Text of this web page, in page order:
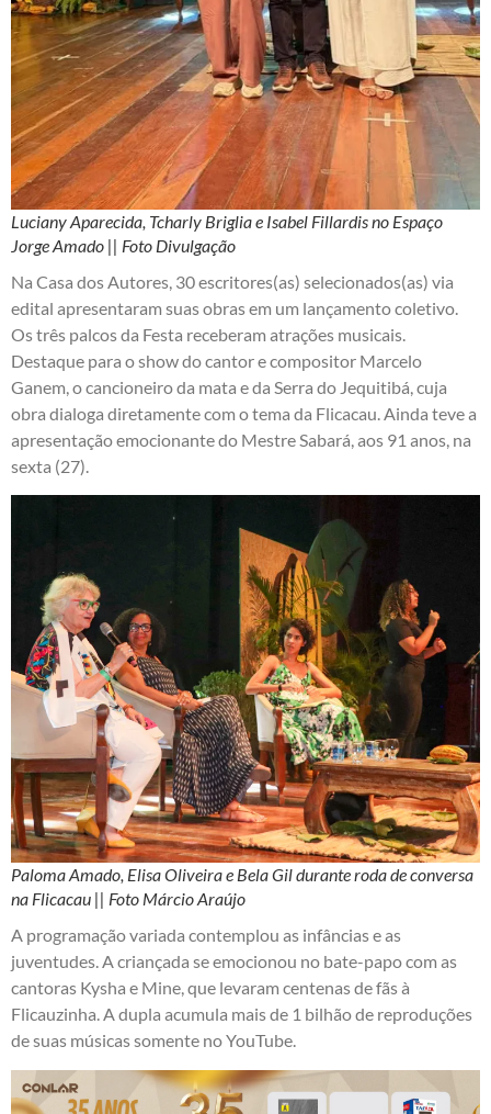
Luciany Aparecida, Tcharly Briglia e Isabel Fillardis no Espaço
Jorge Amado || Foto Divulgação
Na Casa dos Autores, 30 escritores(as) selecionados(as) via
edital apresentaram suas obras em um lançamento coletivo.
Os três palcos da Festa receberam atrações musicais.
Destaque para o show do cantor e compositor Marcelo
Ganem, o cancioneiro da mata e da Serra do Jequitibá, cuja
obra dialoga diretamente com o tema da Flicacau. Ainda teve a
apresentação emocionante do Mestre Sabará, aos 91 anos, na
sexta (27).
Paloma Amado, Elisa Oliveira e Bela Gil durante roda de conversa
na Flicacau || Foto Márcio Araújo
A programação variada contemplou as infâncias e as
juventudes. A criançada se emocionou no bate-papo com as
cantoras Kysha e Mine, que levaram centenas de fãs à
Flicauzinha. A dupla acumula mais de 1 bilhão de reproduções
de suas músicas somente no YouTube.